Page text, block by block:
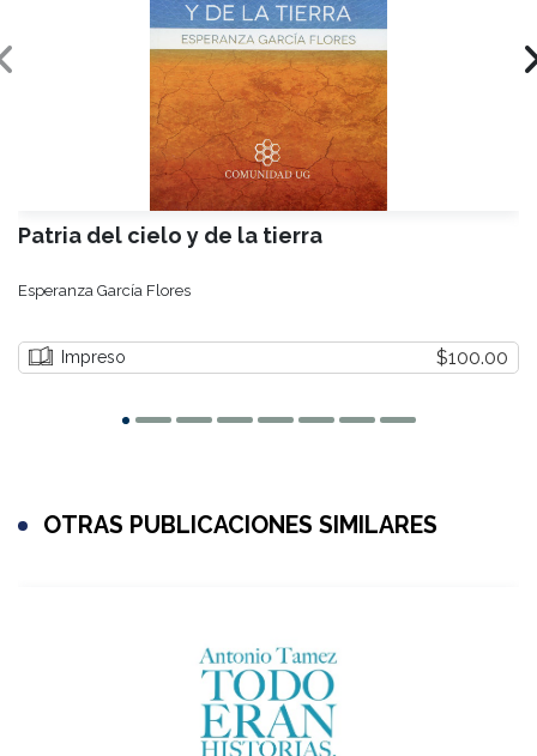
Patria del cielo y de la tierra
Esperanza García Flores
Impreso $100.00
OTRAS PUBLICACIONES SIMILARES